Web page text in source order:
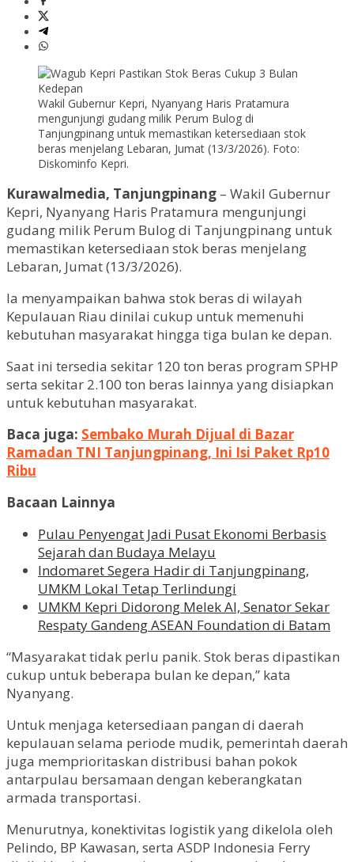
Wakil Gubernur Kepri, Nyanyang Haris Pratamura
mengunjungi gudang milik Perum Bulog di
Tanjungpinang untuk memastikan ketersediaan stok
beras menjelang Lebaran, Jumat (13/3/2026). Foto:
Diskominfo Kepri.
Kurawalmedia, Tanjungpinang – Wakil Gubernur
Kepri, Nyanyang Haris Pratamura mengunjungi
gudang milik Perum Bulog di Tanjungpinang untuk
memastikan ketersediaan stok beras menjelang
Lebaran, Jumat (13/3/2026).
Ia menyampaikan bahwa stok beras di wilayah
Kepulauan Riau dinilai cukup untuk memenuhi
kebutuhan masyarakat hingga tiga bulan ke depan.
Saat ini tersedia sekitar 120 ton beras program SPHP
serta sekitar 2.100 ton beras lainnya yang disiapkan
untuk kebutuhan masyarakat.
Baca juga: Sembako Murah Dijual di Bazar
Ramadan TNI Tanjungpinang, Ini Isi Paket Rp10
Ribu
Bacaan Lainnya
Pulau Penyengat Jadi Pusat Ekonomi Berbasis
Sejarah dan Budaya Melayu
Indomaret Segera Hadir di Tanjungpinang,
UMKM Lokal Tetap Terlindungi
UMKM Kepri Didorong Melek AI, Senator Sekar
Respaty Gandeng ASEAN Foundation di Batam
“Masyarakat tidak perlu panik. Stok beras dipastikan
cukup untuk beberapa bulan ke depan,” kata
Nyanyang.
Untuk menjaga ketersediaan pangan di daerah
kepulauan selama periode mudik, pemerintah daerah
juga memprioritaskan distribusi bahan pokok
antarpulau bersamaan dengan keberangkatan
armada transportasi.
Menurutnya, konektivitas logistik yang dikelola oleh
Pelindo, BP Kawasan, serta ASDP Indonesia Ferry